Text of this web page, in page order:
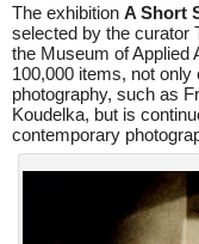
The exhibition A Short
selected by the curator
the Museum of Applied
100,000 items, not
photography, such as
Koudelka, but is
contemporary